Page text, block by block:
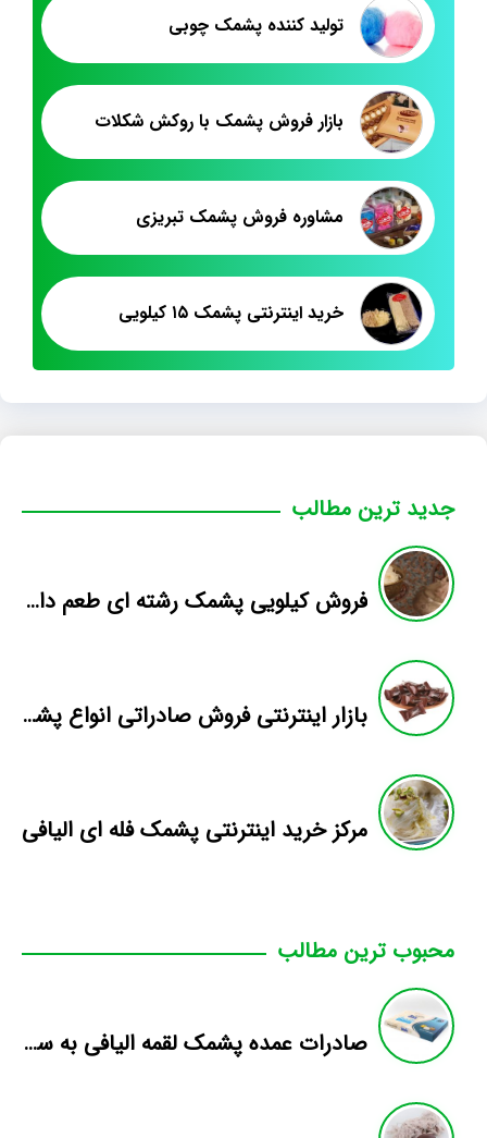
تولید کننده پشمک چوبی
بازار فروش پشمک با روکش شکلات
مشاوره فروش پشمک تبریزی
خرید اینترنتی پشمک ۱۵ کیلویی
جدید ترین مطالب
فروش کیلویی پشمک رشته ای طعم دار میوه
بازار اینترنتی فروش صادراتی انواع پشمک الیافی/شکلاتی
مرکز خرید اینترنتی پشمک فله ای الیافی
محبوب ترین مطالب
صادرات عمده پشمک لقمه الیافی به سوریه